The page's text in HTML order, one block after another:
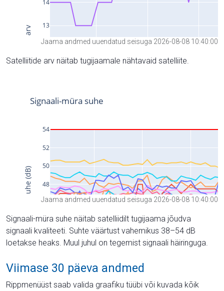
Jaama andmed uuendatud seisuga 2026-08-08 10:40:00
Satelliitide arv näitab tugijaamale nähtavaid satelliite.
Jaama andmed uuendatud seisuga 2026-08-08 10:40:00
Signaali-müra suhe näitab satelliidilt tugijaama jõudva
signaali kvaliteeti. Suhte väärtust vahemikus 38–54 dB
loetakse heaks. Muul juhul on tegemist signaali häiringuga.
Viimase 30 päeva andmed
Rippmenüüst saab valida graafiku tüübi või kuvada kõik